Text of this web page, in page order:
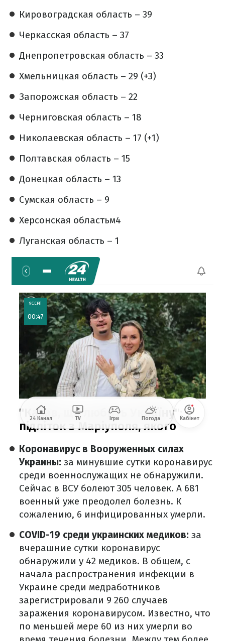
Кировоградская область – 39
Черкасская область – 37
Днепропетровская область – 33
Хмельницкая область – 29 (+3)
Запорожская область – 22
Черниговская область – 18
Николаевская область – 17 (+1)
Полтавская область – 15
Донецкая область – 13
Сумская область – 9
Херсонская областьм4
Луганская область – 1
Коронавирус в Вооруженных силах
Украины: за минувшие сутки коронавирус
среди военнослужащих не обнаружили.
Сейчас в ВСУ болеют 305 человек. А 681
военный уже преодолел болезнь. К
сожалению, 6 инфицированных умерли.
COVID-19 среди украинских медиков: за
вчерашние сутки коронавирус
обнаружили у 42 медиков. В общем, с
начала распространения инфекции в
Украине среди медработников
зарегистрировали 9 260 случаев
заражения коронавирусом. Известно, что
по меньшей мере 60 из них умерли во